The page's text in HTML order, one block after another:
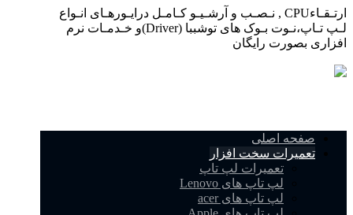
ارتـقـاءCPU , نـصـب و آرشـیـو کـامـل درایـورهـای انـواع
لـپ تـاپ،نـوت بـوک های توشببا (Driver)و خـدمـات نرم
افزاری بصورت رایگان
صفحه اصلی
تعمیرات سخت افزار
تعمیرات لپ تاپ
لپ تاپ های Lenovo
لپ تاپ های acer